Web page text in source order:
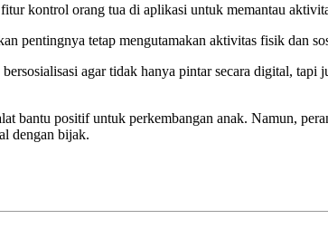
kontrol orang tua di aplikasi untuk memantau
pentingnya tetap mengutamakan aktivitas fisik dan
agar tidak hanya pintar secara digital, tapi
bantu positif untuk perkembangan anak. Namun,
dengan bijak.